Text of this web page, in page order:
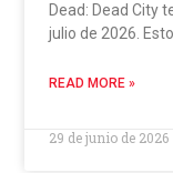
Dead: Dead City
julio de 2026.
READ MORE »
29 de junio de 2026